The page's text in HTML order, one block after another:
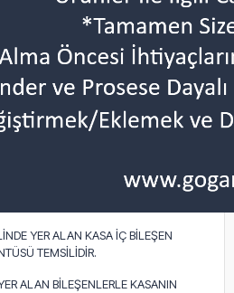
YER ALAN KASA İÇ BİLEŞEN
TEMSİLİDİR.
ALAN BİLEŞENLERLE KASANIN